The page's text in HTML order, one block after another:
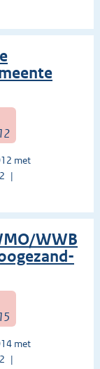
met
WWB
met